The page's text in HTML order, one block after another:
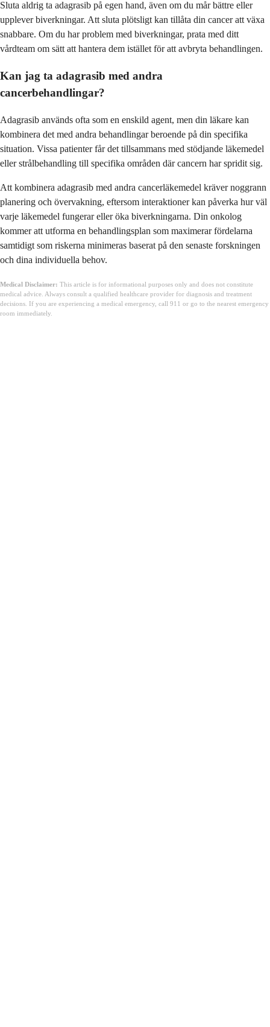
Sluta aldrig ta adagrasib på egen hand, även om du mår bättre eller
upplever biverkningar. Att sluta plötsligt kan tillåta din cancer att växa
snabbare. Om du har problem med biverkningar, prata med ditt
vårdteam om sätt att hantera dem istället för att avbryta behandlingen.
Kan jag ta adagrasib med andra
cancerbehandlingar?
Adagrasib används ofta som en enskild agent, men din läkare kan
kombinera det med andra behandlingar beroende på din specifika
situation. Vissa patienter får det tillsammans med stödjande läkemedel
eller strålbehandling till specifika områden där cancern har spridit sig.
Att kombinera adagrasib med andra cancerläkemedel kräver noggrann
planering och övervakning, eftersom interaktioner kan påverka hur väl
varje läkemedel fungerar eller öka biverkningarna. Din onkolog
kommer att utforma en behandlingsplan som maximerar fördelarna
samtidigt som riskerna minimeras baserat på den senaste forskningen
och dina individuella behov.
Medical Disclaimer: This article is for informational purposes only and does not constitute
medical advice. Always consult a qualified healthcare provider for diagnosis and treatment
decisions. If you are experiencing a medical emergency, call 911 or go to the nearest emergency
room immediately.